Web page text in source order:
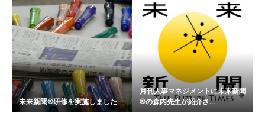
未来新聞®研修を実施しました
月刊人事マネジメントに未来新聞
®の森内先生が紹介さ...